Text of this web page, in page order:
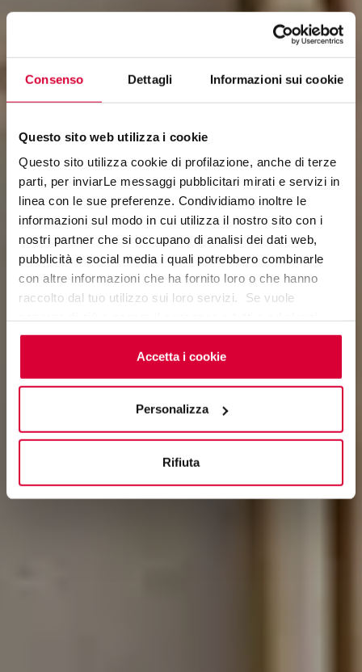
Consenso Dettagli Informazioni sui cookie
Questo sito web utilizza i cookie
Questo sito utilizza cookie di profilazione, anche di terze
parti, per inviarLe messaggi pubblicitari mirati e servizi in
linea con le sue preferenze. Condividiamo inoltre le
informazioni sul modo in cui utilizza il nostro sito con i
nostri partner che si occupano di analisi dei dati web,
pubblicità e social media i quali potrebbero combinarle
con altre informazioni che ha fornito loro o che hanno
raccolto dal tuo utilizzo sui loro servizi. Se vuole
cookieclicchi qui. Il consenso può essere espresso
cliccando sul tasto “Accetta i cookie”. Se non vuole i
cookie di profilazione può negare il consenso sul tasto
Accetta i cookie
Personalizza
Rifiuta
TREVI
Timeless Elegance